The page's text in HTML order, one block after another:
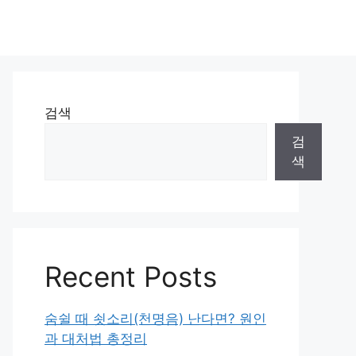
검색
검
색
Recent Posts
숨쉴 때 쇳소리(천명음) 난다면? 원인
과 대처법 총정리